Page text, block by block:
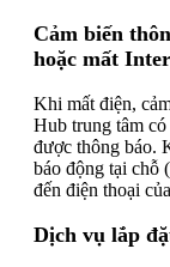
Cảm biến
hoặc mất
Khi mất điện,
Hub trung tâm
được thông báo.
báo động tại chỗ
đến điện thoại
Dịch vụ lắp